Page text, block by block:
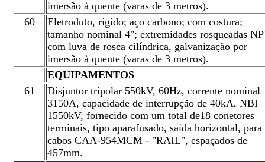
imersão à quente (varas de 3 metros).
60
Eletroduto, rígido; aço carbono; com costura;
tamanho nominal 4"; extremidades rosqueadas
com luva de rosca cilíndrica, galvanização por
imersão à quente (varas de 3 metros).
EQUIPAMENTOS
61
Disjuntor tripolar 550kV, 60Hz, corrente nominal
3150A, capacidade de interrupção de 40kA, NBI
1550kV, fornecido com um total de18 conetores
terminais, tipo aparafusado, saída horizontal, para
cabos CAA-954MCM - "RAIL", espaçados de
457mm.